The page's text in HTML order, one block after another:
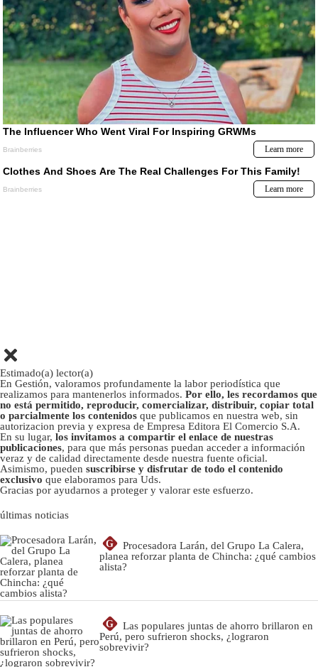
Estimado(a) lector(a)
En Gestión, valoramos profundamente la labor periodística que
realizamos para mantenerlos informados. Por ello, les recordamos que
no está permitido, reproducir, comercializar, distribuir, copiar total
o parcialmente los contenidos que publicamos en nuestra web, sin
autorizacion previa y expresa de Empresa Editora El Comercio S.A.
En su lugar, los invitamos a compartir el enlace de nuestras
publicaciones, para que más personas puedan acceder a información
veraz y de calidad directamente desde nuestra fuente oficial.
Asimismo, pueden suscribirse y disfrutar de todo el contenido
exclusivo que elaboramos para Uds.
Gracias por ayudarnos a proteger y valorar este esfuerzo.
últimas noticias
G
Procesadora Larán, del Grupo La Calera,
planea reforzar planta de Chincha: ¿qué cambios
alista?
G
Las populares juntas de ahorro brillaron en
Perú, pero sufrieron shocks, ¿lograron
sobrevivir?